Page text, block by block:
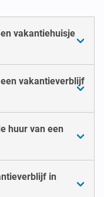
vakantiehuisje
vakantieverblijf
huur van een
in